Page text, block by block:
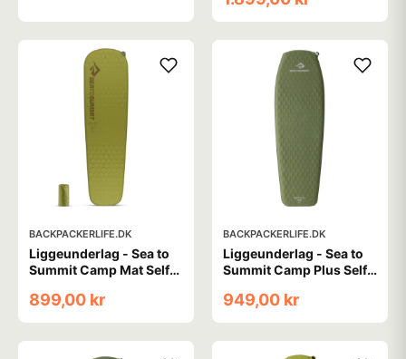
BACKPACKERLIFE.DK
Liggeunderlag - Sea to
Summit Camp Mat Self
Grøn
899,00 kr
BACKPACKERLIFE.DK
Liggeunderlag - Sea to
Summit Camp Plus Self
949,00 kr